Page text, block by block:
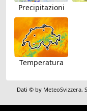
Precipitazioni
Temperatura
Dati © by MeteoSvizzera,